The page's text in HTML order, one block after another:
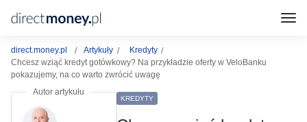
direct.money.pl Artykuły
Kredyty
Chcesz wziąć kredyt gotówkowy? Na przykładzie oferty w VeloBanku
pokazujemy, na co warto zwrócić uwagę
KREDYTY